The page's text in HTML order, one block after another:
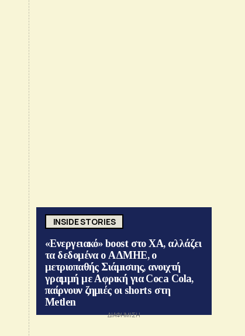
INSIDE STORIES
«Ενεργειακό» boost στο ΧΑ, αλλάζει
τα δεδομένα ο ΑΔΜΗΕ, ο
μετριοπαθής Σιάμισιης, ανοιχτή
γραμμή με Αφρική για Coca Cola,
παίρνουν ζημιές οι shorts στη
Metlen